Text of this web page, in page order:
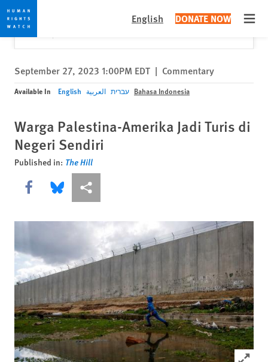
Skip
to
cookie
privacy
notice
Skip
to
main
content
English DONATE NOW
Would you like to read this page in English?
Yes
✕
September 27, 2023 1:00PM EDT | Commentary
Available In English العربية עברית Bahasa Indonesia
Warga Palestina-Amerika Jadi Turis di
Negeri Sendiri
Published in: The Hill
Share this via Facebook
Share this via Bluesky
More sharing options
Click to